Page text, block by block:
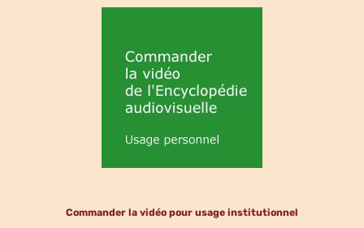
Commander la vidéo pour usage institutionnel